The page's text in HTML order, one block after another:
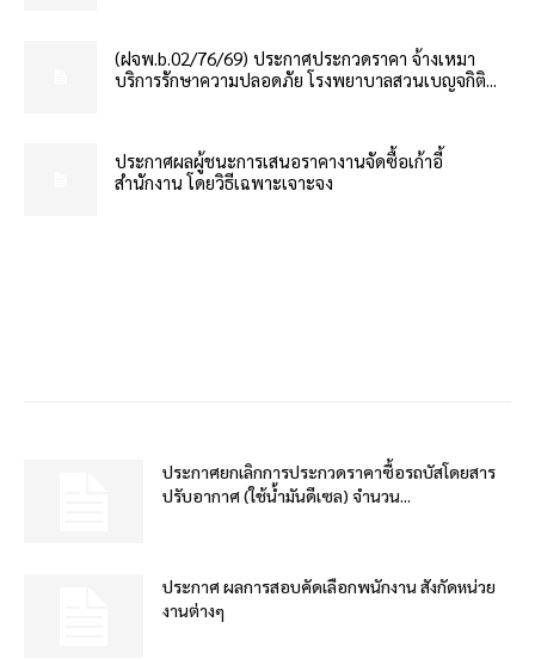
(ฝจพ.b.02/76/69) ประกาศประกวดราคา จ้างเหมา
บริการรักษาความปลอดภัย โรงพยาบาลสวนเบญจกิติ...
ประกาศผลผู้ชนะการเสนอราคางานจัดซื้อเก้าอี้
สำนักงาน โดยวิธีเฉพาะเจาะจง
ประกาศยกเลิกการประกวดราคาซื้อรถบัสโดยสาร
ปรับอากาศ (ใช้น้ำมันดีเซล) จำนวน...
ประกาศ ผลการสอบคัดเลือกพนักงาน สังกัดหน่วย
งานต่างๆ